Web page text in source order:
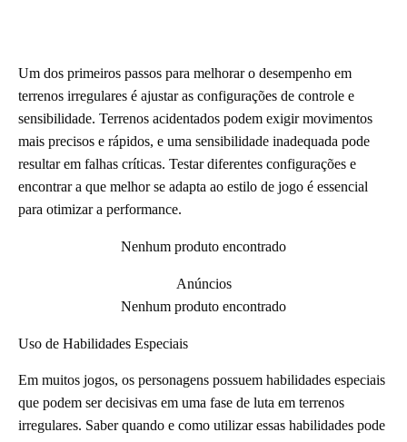
Um dos primeiros passos para melhorar o desempenho em
terrenos irregulares é ajustar as configurações de controle e
sensibilidade. Terrenos acidentados podem exigir movimentos
mais precisos e rápidos, e uma sensibilidade inadequada pode
resultar em falhas críticas. Testar diferentes configurações e
encontrar a que melhor se adapta ao estilo de jogo é essencial
para otimizar a performance.
Nenhum produto encontrado
Anúncios
Nenhum produto encontrado
Uso de Habilidades Especiais
Em muitos jogos, os personagens possuem habilidades especiais
que podem ser decisivas em uma fase de luta em terrenos
irregulares. Saber quando e como utilizar essas habilidades pode